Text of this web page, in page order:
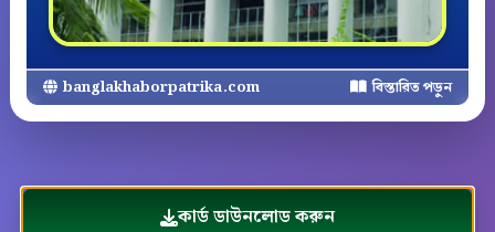
banglakhaborpatrika.com বিস্তারিত পড়ুন
কার্ড ডাউনলোড করুন